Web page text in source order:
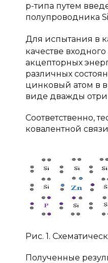
p-типа путем
полупроводника
Для испытания в
качестве
акцепторных
различных
цинковый атом в
виде дважды
Соответственно,
ковалентной
Рис. 1.
Полученные